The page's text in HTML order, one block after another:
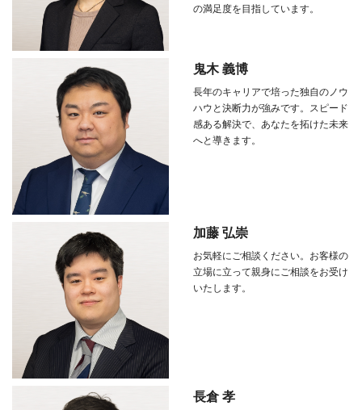
の満足度を目指しています。
鬼木 義博
長年のキャリアで培った独自のノウ
ハウと決断力が強みです。スピード
感ある解決で、あなたを拓けた未来
へと導きます。
加藤 弘崇
お気軽にご相談ください。お客様の
立場に立って親身にご相談をお受け
いたします。
長倉 孝